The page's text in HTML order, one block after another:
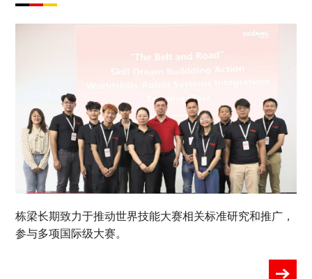
栋梁长期致力于推动世界技能大赛相关标准研究和推广，
参与多项国际级大赛。